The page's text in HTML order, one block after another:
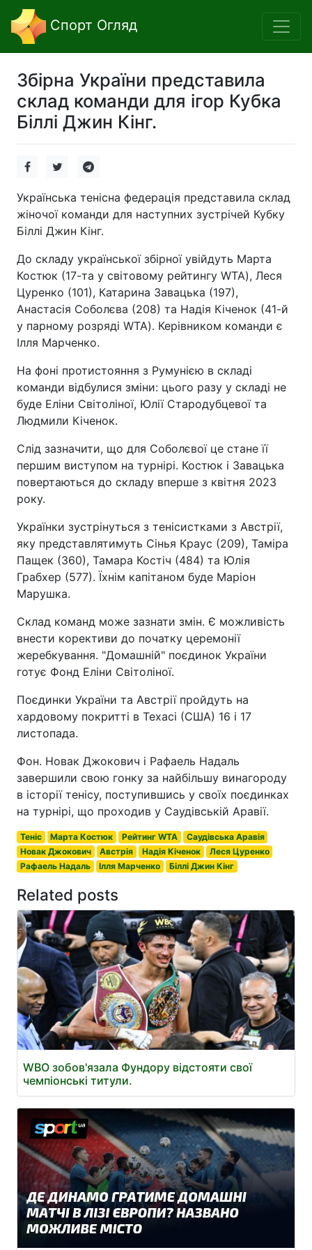
Спорт Огляд
Збірна України представила
склад команди для ігор Кубка
Біллі Джин Кінг.
Українська тенісна федерація представила склад
жіночої команди для наступних зустрічей Кубку
Біллі Джин Кінг.
До складу української збірної увійдуть Марта
Костюк (17-та у світовому рейтингу WTA), Леся
Цуренко (101), Катарина Завацька (197),
Анастасія Соболєва (208) та Надія Кіченок (41-й
у парному розряді WTA). Керівником команди є
Ілля Марченко.
На фоні протистояння з Румунією в складі
команди відбулися зміни: цього разу у складі не
буде Еліни Світоліної, Юлії Стародубцевої та
Людмили Кіченок.
Слід зазначити, що для Соболєвої це стане її
першим виступом на турнірі. Костюк і Завацька
повертаються до складу вперше з квітня 2023
року.
Українки зустрінуться з тенісистками з Австрії,
яку представлятимуть Сінья Краус (209), Таміра
Пащек (360), Тамара Костіч (484) та Юлія
Грабхер (577). Їхнім капітаном буде Маріон
Марушка.
Склад команд може зазнати змін. Є можливість
внести корективи до початку церемонії
жеребкування. "Домашній" поєдинок України
готує Фонд Еліни Світоліної.
Поєдинки України та Австрії пройдуть на
хардовому покритті в Техасі (США) 16 і 17
листопада.
Фон. Новак Джокович і Рафаель Надаль
завершили свою гонку за найбільшу винагороду
в історії тенісу, поступившись у своїх поєдинках
на турнірі, що проходив у Саудівській Аравії.
Теніс Марта Костюк Рейтинг WTA
Саудівська Аравія
Новак Джокович
Австрія Надія Кіченок
Леся Цуренко
Рафаель Надаль
Ілля Марченко Біллі Джин Кінг
Related posts
WBO зобов'язала Фундору відстояти свої
чемпіонські титули.